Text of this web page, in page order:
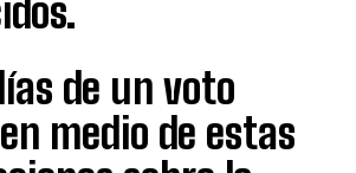
de un voto
medio de estas